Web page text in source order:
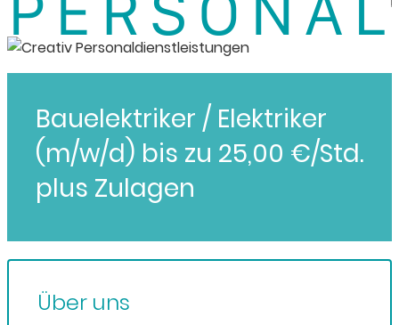
Bauelektriker / Elektriker
(m/w/d) bis zu 25,00 €/Std.
plus Zulagen
Über uns